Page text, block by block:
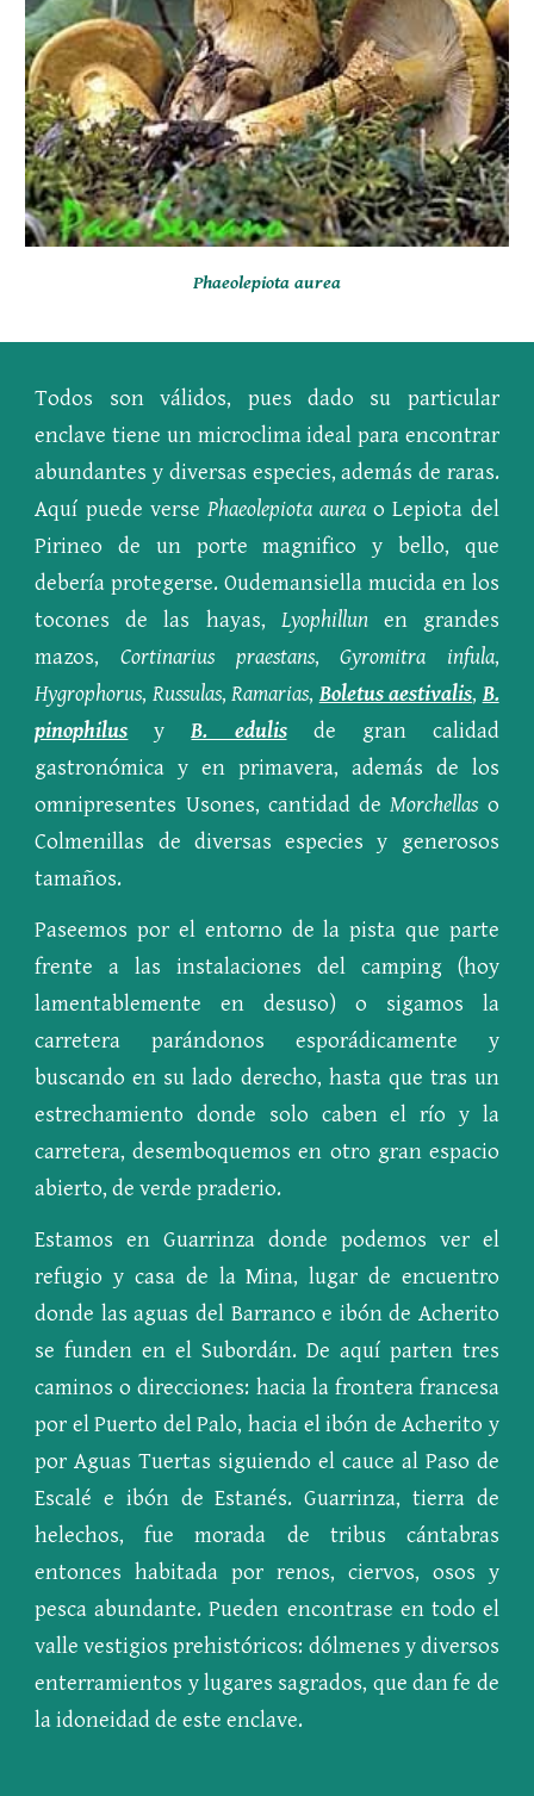
Phaeolepiota aurea
Todos son válidos, pues dado su particular
enclave tiene un microclima ideal para encontrar
abundantes y diversas especies, además de raras.
Aquí puede verse Phaeolepiota aurea o Lepiota del
Pirineo de un porte magnifico y bello, que
debería protegerse. Oudemansiella mucida en los
tocones de las hayas, Lyophillunen grandes
mazos, Cortinarius praestans,Gyromitra infula,
Hygrophorus, Russulas,Ramarias, Boletus aestivalis, B.
pinophilus y B. edulisde gran calidad
gastronómica y en primavera, además de los
omnipresentes Usones, cantidad deMorchellaso
Colmenillas de diversas especies y generosos
tamaños.
Paseemos por el entorno de la pista que parte
frente a las instalaciones del camping (hoy
lamentablemente en desuso) o sigamos la
carretera parándonos esporádicamente y
buscando en su lado derecho, hasta que tras un
estrechamiento donde solo caben el río y la
carretera, desemboquemos en otro gran espacio
abierto, de verde praderio.
Estamos en Guarrinza donde podemos ver el
refugio y casa de la Mina, lugar de encuentro
donde las aguas del Barranco e ibón de Acherito
se funden en el Subordán. De aquí parten tres
caminos o direcciones: hacia la frontera francesa
por el Puerto del Palo, hacia el ibón de Acherito y
por Aguas Tuertas siguiendo el cauce al Paso de
Escalé e ibón de Estanés. Guarrinza, tierra de
helechos, fue morada de tribus cántabras
entonces habitada por renos, ciervos, osos y
pesca abundante. Pueden encontrase en todo el
valle vestigios prehistóricos: dólmenes y diversos
enterramientos y lugares sagrados, que dan fe de
la idoneidad de este enclave.